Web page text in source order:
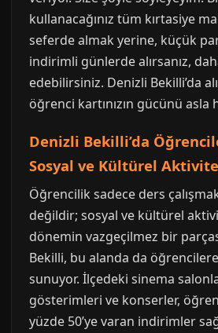
kullanacağınız tüm kırtasiye
seferde almak yerine, küçük
indirimli günlerde alırsanız,
edebilirsiniz. Denizli Bekilli’da
öğrenci kartınızın gücünü asla
Denizli Bekilli’da
Sosyal ve Kültürel
Öğrencilik sadece ders
değildir; sosyal ve kültürel
dönemin vazgeçilmez bir
Bekilli, bu alanda da
sunuyor. İlçedeki sinema
gösterimleri ve konserler,
yüzde 50’ye varan indirimler